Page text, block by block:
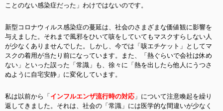
ことのない感染症だった」わけではないのです。
新型コロナウィルス感染症の蔓延は、社会のさまざまな価値観に影響を
与えました。それまで風邪をひいて咳をしていてもマスクすらしない人
が少なくありませんでした。しかし、今では「咳エチケット」としてマ
スクの着用が当たり前になっています。また、「熱ぐらいで会社は休め
ない」といった誤った「常識」も、徐々に「熱を出したら他人にうつさ
ぬように自宅安静」に変化しています。
私は以前から「 インフルエンザ流行時の対応 」について注意喚起を繰り
返してきました。それは、社会の「常識」には医学的な間違いが少なく